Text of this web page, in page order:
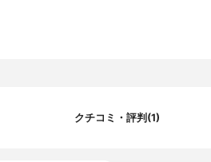
ジモニウムヘクトライト、1,2-ヘキサンジ
ル/メタクリル酸ジメチコン)コポリマー、ジ
クチコミ・評判(1)